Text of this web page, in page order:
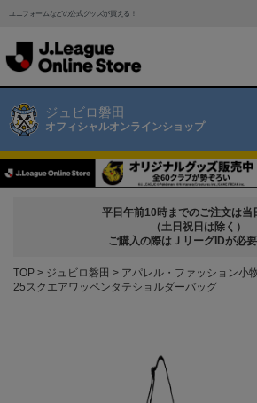
ユニフォームなどの公式グッズが買える！
ジュビロ磐田
オフィシャルオンラインショップ
平日午前10時までのご注文は当
（土日祝日は除く）
ご購入の際はＪリーグIDが必要
TOP ジュビロ磐田 アパレル・ファッション小
25スクエアワッペンタテショルダーバッグ